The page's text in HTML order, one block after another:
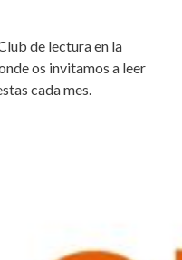
de lectura en la
os invitamos a leer
cada mes.